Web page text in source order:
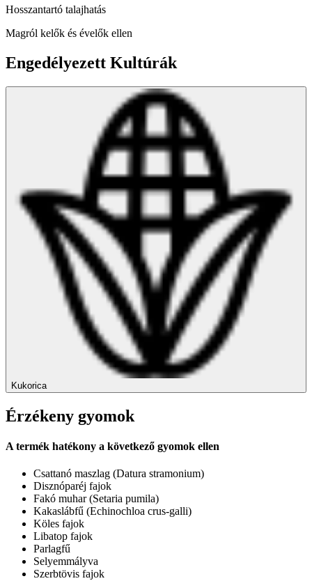
Hosszantartó talajhatás
Magról kelők és évelők ellen
Engedélyezett Kultúrák
Kukorica
Érzékeny gyomok
A termék hatékony a következő gyomok ellen
Csattanó maszlag (Datura stramonium)
Disznóparéj fajok
Fakó muhar (Setaria pumila)
Kakaslábfű (Echinochloa crus-galli)
Köles fajok
Libatop fajok
Parlagfű
Selyemmályva
Szerbtövis fajok